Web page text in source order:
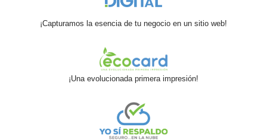
¡Capturamos la esencia de tu negocio en un sitio web!
¡Una evolucionada primera impresión!